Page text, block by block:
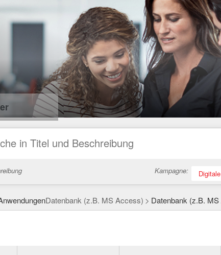
Kampagne:
Datenbank (z.B. MS Access) Datenbank (z.B.